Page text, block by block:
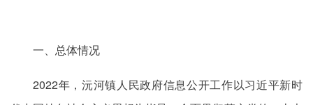
一、总体情况
2022年，沅河镇人民政府信息公开工作以习近平新时